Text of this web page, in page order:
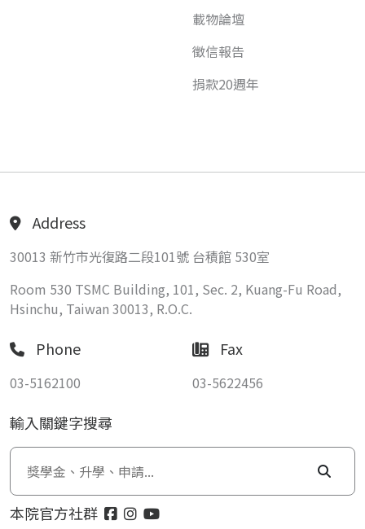
載物論壇
徵信報告
捐款20週年
Address
30013 新竹市光復路二段101號 台積館 530室
Room 530 TSMC Building, 101, Sec. 2, Kuang-Fu Road,
Hsinchu, Taiwan 30013, R.O.C.
Phone
03-5162100
Fax
03-5622456
輸入關鍵字搜尋
本院官方社群